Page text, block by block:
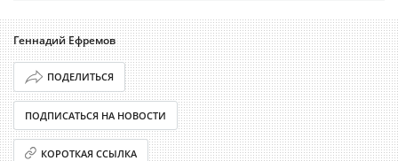
Геннадий Ефремов
ПОДЕЛИТЬСЯ
ПОДПИСАТЬСЯ НА НОВОСТИ
КОРОТКАЯ ССЫЛКА